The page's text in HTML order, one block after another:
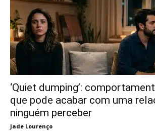
‘Quiet dumping’:
que pode acabar com uma
ninguém perceber
Jade Lourenço